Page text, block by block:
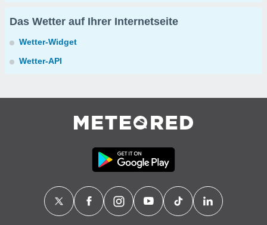
Das Wetter auf Ihrer Internetseite
Wetter-Widget
Wetter-API